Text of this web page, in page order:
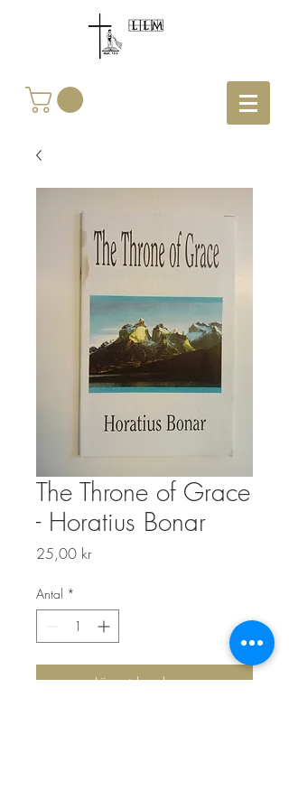
The Throne of Grace
- Horatius Bonar
25,00 krPris
Antal *
Lägg i kundvagn